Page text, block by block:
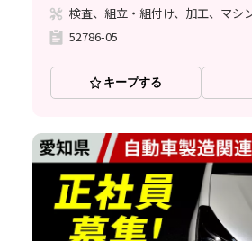
52786-05
キープする